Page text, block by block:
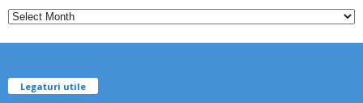
Legaturi utile